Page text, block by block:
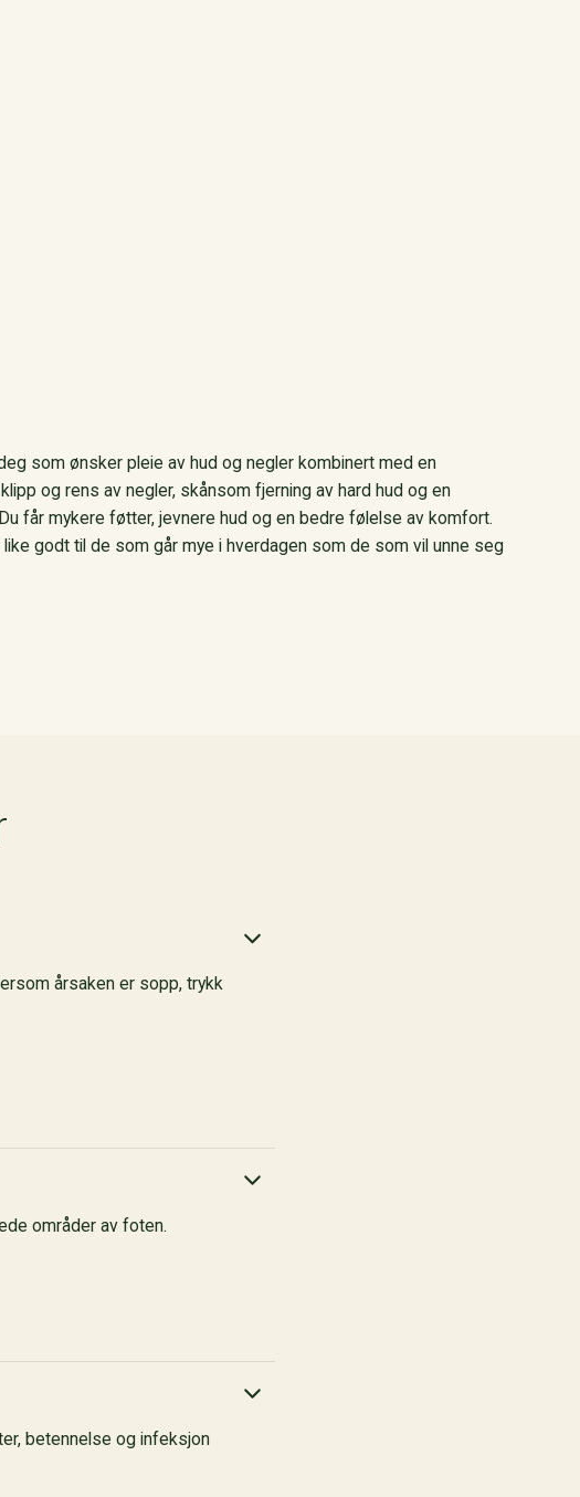
som ønsker pleie av hud og negler kombinert med en
og rens av negler, skånsom fjerning av hard hud og en
får mykere føtter, jevnere hud og en bedre følelse av komfort.
godt til de som går mye i hverdagen som de som vil unne seg
årsaken er sopp, trykk
områder av foten.
betennelse og infeksjon